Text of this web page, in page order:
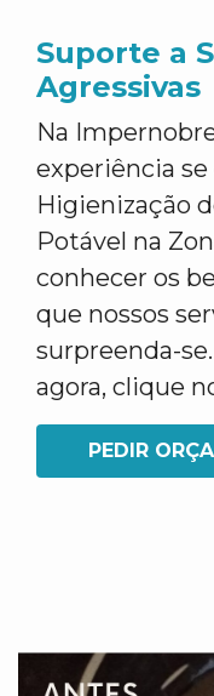
Suporte a
Agressivas
Na
experiência
Higienização
Potável na
conhecer os
que nossos
surpreenda-
agora, clique
PEDIR